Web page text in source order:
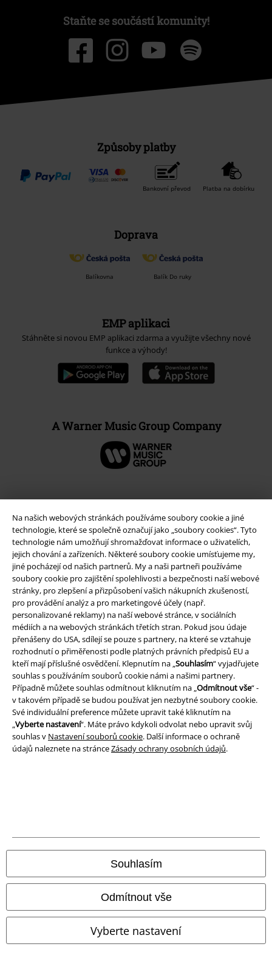
Na našich webových stránkách používáme soubory cookie a jiné
technologie, které se společně označují jako „soubory cookies“. Tyto
technologie nám umožňují shromažďovat informace o uživatelích,
jejich chování a zařízeních. Některé soubory cookie umísťujeme my,
jiné pocházejí od našich partnerů. My a naši partneři používáme
soubory cookie pro zajištění spolehlivosti a bezpečnosti naší webové
stránky, pro zlepšení a přizpůsobení vašich nákupních zkušeností,
pro provádění analýz a pro marketingové účely (např.
personalizované reklamy) na naší webové stránce, v sociálních
médiích a na webových stránkách třetích stran. Pokud jsou údaje
přenášeny do USA, sdílejí se pouze s partnery, na které se vztahuje
rozhodnutí o přiměřenosti podle platných právních předpisů EU a
kteří mají příslušné osvědčení. Klepnutím na „Souhlasím“ vyjadřujete
souhlas s používáním souborů cookie námi a našimi partnery.
Případně můžete souhlas odmítnout kliknutím na „Odmítnout vše“ -
v takovém případě se budou používat jen nezbytné soubory cookie.
Své individuální preference můžete upravit také kliknutím na
„Vyberte nastavení“. Máte právo kdykoli odvolat nebo upravit svůj
souhlas v Nastavení souborů cookie. Další informace o ochraně
údajů naleznete na stránceZásady ochrany osobních údajů.
Souhlasím
Odmítnout vše
Vyberte nastavení
Staňte se součástí komunity!
Způsoby platby
Bankovní převod Platba na dobírku
Doprava
Balíkovna Balík Do ruky
EMP aplikaci
Stáhněte si novou EMP aplikaci zdarma a využijte všechny nové
funkce a výhody!
A Warner Music Group Company
Právní informace
Podmínky
Prohlášení
Ochrana osobních údajů
Likvidace odpadu a ochrana životního prostředí
Prohlášení o shodě
Naše online obchody